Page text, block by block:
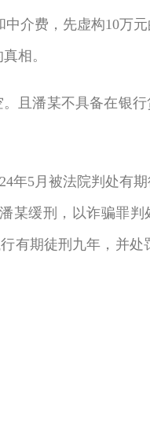
介费，先虚构10万
相。
且潘某不具备在银行
5月被法院判处有期
某缓刑，以诈骗罪
有期徒刑九年，并处